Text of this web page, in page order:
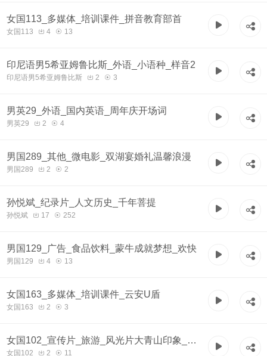
女国113_多媒体_培训课件_拼音教育部首
女国113 4 13
印尼语男5希亚姆鲁比斯_外语_小语种_样音2
印尼语男5希亚姆鲁比斯 2 3
男英29_外语_国内英语_周年庆开场词
男英29 2 4
男国289_其他_微电影_双湖宴婚礼温馨浪漫
男国289 2 2
孙悦斌_纪录片_人文历史_千年菩提
孙悦斌 17 252
男国129_广告_食品饮料_蒙牛成就梦想_欢快
男国129 4 13
女国163_多媒体_培训课件_云安U盾
女国163 2 3
女国102_宣传片_旅游_风光片大青山印象_舒
女国102 2 11